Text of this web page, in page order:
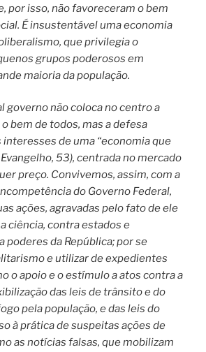
por isso, não favoreceram o bem
É insustentável uma economia
que privilegia o
grupos poderosos em
maioria da população.
governo não coloca no centro a
bem de todos, mas a defesa
de uma “economia que
53), centrada no mercado
preço. Convivemos, assim, com a
do Governo Federal,
ações, agravadas pelo fato de ele
ciência, contra estados e
poderes da República; por se
e utilizar de expedientes
o apoio e o estímulo a atos contra a
das leis de trânsito e do
pela população, e das leis do
à prática de suspeitas ações de
as notícias falsas, que mobilizam